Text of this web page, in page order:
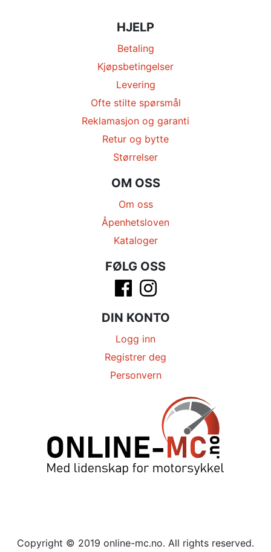
HJELP
Betaling
Kjøpsbetingelser
Levering
Ofte stilte spørsmål
Reklamasjon og garanti
Retur og bytte
Størrelser
OM OSS
Om oss
Åpenhetsloven
Kataloger
FØLG OSS
DIN KONTO
Logg inn
Registrer deg
Personvern
Copyright © 2019 online-mc.no. All rights reserved.